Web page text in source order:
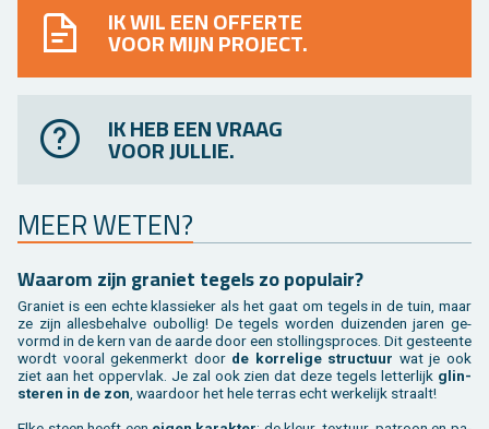
IK WIL EEN OFFERTE
VOOR MIJN PROJECT.
IK HEB EEN VRAAG
VOOR JULLIE.
MEER WETEN?
Waar­om zijn gra­niet te­gels zo po­pu­lair?
Gra­niet is een echte klas­sie­ker als het gaat om te­gels in de tuin, maar
ze zijn al­les­be­hal­ve ou­bol­lig! De te­gels wor­den dui­zen­den jaren ge­
vormd in de kern van de aarde door een stol­lings­pro­ces. Dit ge­steen­te
wordt voor­al ge­ken­merkt door de kor­re­li­ge struc­tuur wat je ook
ziet aan het op­per­vlak. Je zal ook zien dat deze te­gels let­ter­lijk glin­
ste­ren in de zon , waar­door het hele ter­ras echt wer­ke­lijk straalt!